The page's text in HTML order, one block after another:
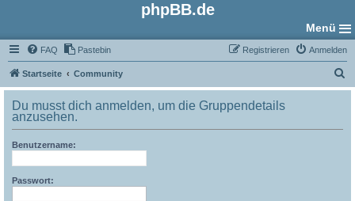
phpBB.de
Menü
FAQ Pastebin Anmelden
Registrieren
Startseite Community
u
Du musst dich anmelden, um die Gruppendetails
anzusehen.
Benutzername:
Passwort: